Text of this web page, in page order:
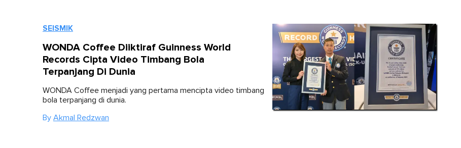
SEISMIK
WONDA Coffee Diiktiraf Guinness World
Records Cipta Video Timbang Bola
Terpanjang Di Dunia
WONDA Coffee menjadi yang pertama mencipta video timbang
bola terpanjang di dunia.
By Akmal Redzwan